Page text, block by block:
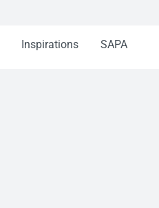
Inspirations SAPA